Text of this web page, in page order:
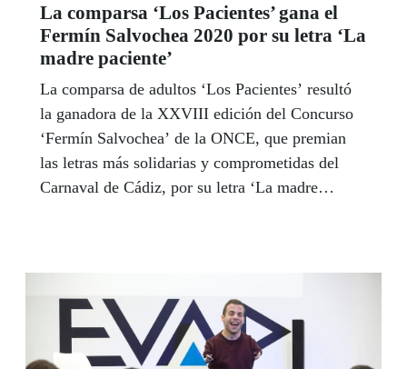
La comparsa ‘Los Pacientes’ gana el
Fermín Salvochea 2020 por su letra ‘La
madre paciente’
La comparsa de adultos ‘Los Pacientes’ resultó
la ganadora de la XXVIII edición del Concurso
‘Fermín Salvochea’ de la ONCE, que premian
las letras más solidarias y comprometidas del
Carnaval de Cádiz, por su letra ‘La madre
temática más dispersa que otros años. Sin
embargo, por primera vez en la historia del
'Fermín Salvochea' la ONCE no celebró su